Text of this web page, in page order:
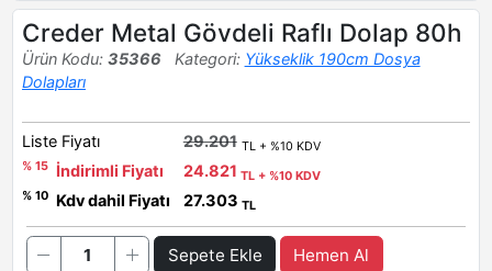
Creder Metal Gövdeli Raflı Dolap 80h
Ürün Kodu: 35366 Kategori: Yükseklik 190cm Dosya
Dolapları
Liste Fiyatı 29.201 TL + %10 KDV
% 15
İndirimli Fiyatı 24.821 TL + %10 KDV
% 10
Kdv dahil Fiyatı 27.303 TL
Sepete Ekle Hemen Al